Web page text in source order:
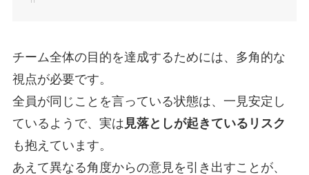
チーム全体の目的を達成するためには、多角的な
視点が必要です。
全員が同じことを言っている状態は、一見安定し
ているようで、実は 見落としが起きているリスク
も抱えています。
あえて異なる角度からの意見を引き出すことが、